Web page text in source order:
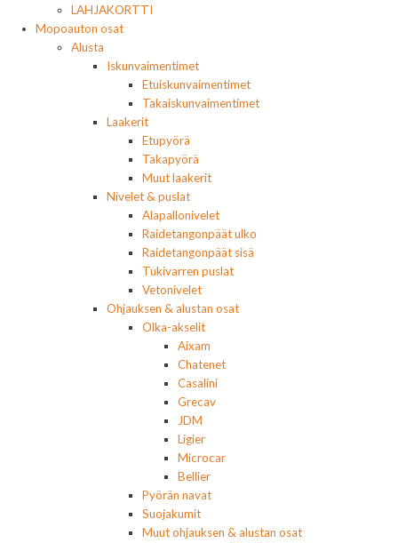
LAHJAKORTTI
Mopoauton osat
Alusta
Iskunvaimentimet
Etuiskunvaimentimet
Takaiskunvaimentimet
Laakerit
Etupyörä
Takapyörä
Muut laakerit
Nivelet & puslat
Alapallonivelet
Raidetangonpäät ulko
Raidetangonpäät sisä
Tukivarren puslat
Vetonivelet
Ohjauksen & alustan osat
Olka-akselit
Aixam
Chatenet
Casalini
Grecav
JDM
Ligier
Microcar
Bellier
Pyörän navat
Suojakumit
Muut ohjauksen & alustan osat